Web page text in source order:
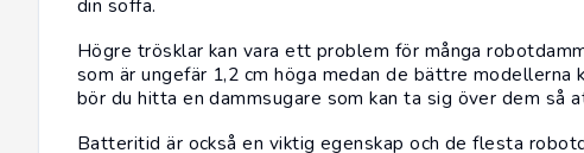
din soffa.
Högre trösklar kan vara ett problem för många
som är ungefär 1,2 cm höga medan de bättre modellerna
bör du hitta en dammsugare som kan ta sig över dem så
Batteritid är också en viktig egenskap och de flesta